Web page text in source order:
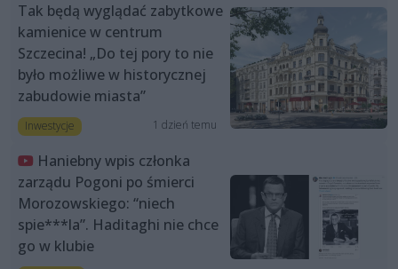
Tak będą wyglądać zabytkowe
kamienice w centrum
Szczecina! „Do tej pory to nie
było możliwe w historycznej
zabudowie miasta”
Inwestycje 1 dzień temu
Haniebny wpis członka
zarządu Pogoni po śmierci
Morozowskiego: “niech
spie***la”. Haditaghi nie chce
go w klubie